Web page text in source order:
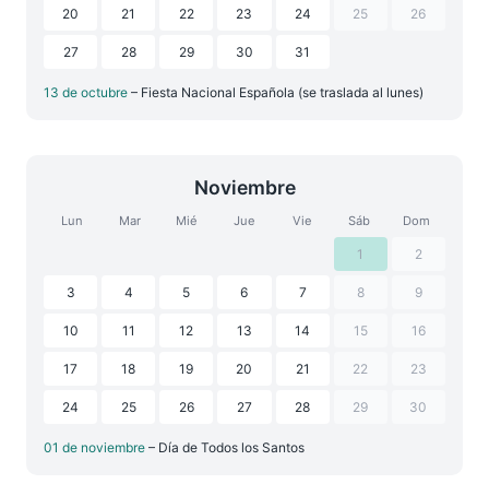
20 21 22 23 24 25 26
27 28 29 30 31
13 de octubre – Fiesta Nacional Española (se traslada al lunes)
Noviembre
Lun Mar Mié Jue Vie Sáb Dom
1 2
3 4 5 6 7 8 9
10 11 12 13 14 15 16
17 18 19 20 21 22 23
24 25 26 27 28 29 30
01 de noviembre – Día de Todos los Santos